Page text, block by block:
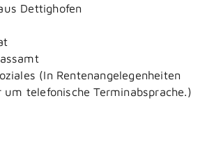
Dettighofen
(In Rentenangelegenheiten
telefonische Terminabsprache.)